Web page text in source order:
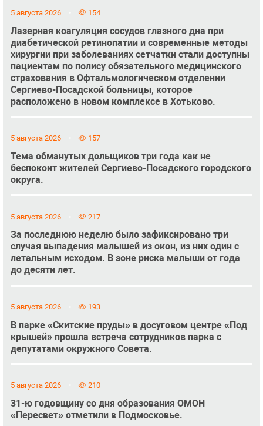
5 августа 2026 154
Лазерная коагуляция сосудов глазного дна при
диабетической ретинопатии и современные методы
хирургии при заболеваниях сетчатки стали доступны
пациентам по полису обязательного медицинского
страхования в Офтальмологическом отделении
Сергиево-Посадской больницы, которое
расположено в новом комплексе в Хотьково.
5 августа 2026 157
Тема обманутых дольщиков три года как не
беспокоит жителей Сергиево-Посадского городского
округа.
5 августа 2026 217
За последнюю неделю было зафиксировано три
случая выпадения малышей из окон, из них один с
летальным исходом. В зоне риска малыши от года
до десяти лет.
5 августа 2026 193
В парке «Скитские пруды» в досуговом центре «Под
крышей» прошла встреча сотрудников парка с
депутатами окружного Совета.
5 августа 2026 210
31-ю годовщину со дня образования ОМОН
«Пересвет» отметили в Подмосковье.